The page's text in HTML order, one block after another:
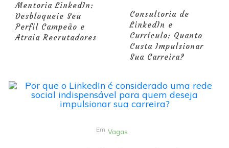
Mentoria LinkedIn:
Desbloqueie Seu
Perfil Campeão e
Atraia Recrutadores
Consultoria de
LinkedIn e
Currículo: Quanto
Custa Impulsionar
Sua Carreira?
Em Vagas